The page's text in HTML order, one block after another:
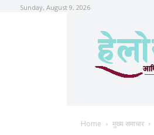
Sunday, August 9, 2026
Home मुख्य समाचार